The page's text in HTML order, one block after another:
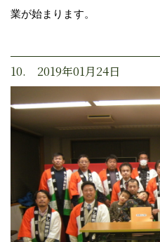
業が始まります。
10. 2019年01月24日